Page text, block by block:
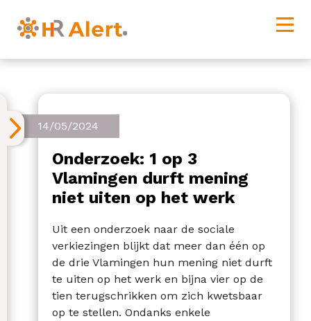
14/05/2024
Onderzoek: 1 op 3
Vlamingen durft mening
niet uiten op het werk
Uit een onderzoek naar de sociale
verkiezingen blijkt dat meer dan één op
de drie Vlamingen hun mening niet durft
te uiten op het werk en bijna vier op de
tien terugschrikken om zich kwetsbaar
op te stellen. Ondanks enkele